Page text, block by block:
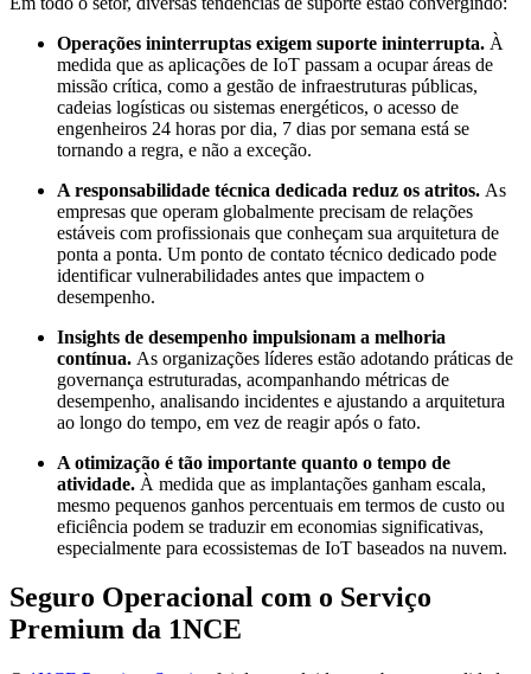
Operações ininterruptas exigem suporte ininterrupta. À
medida que as aplicações de IoT passam a ocupar áreas de
missão crítica, como a gestão de infraestruturas públicas,
cadeias logísticas ou sistemas energéticos, o acesso de
engenheiros 24 horas por dia, 7 dias por semana está se
tornando a regra, e não a exceção.
A responsabilidade técnica dedicada reduz os atritos. As
empresas que operam globalmente precisam de relações
estáveis com profissionais que conheçam sua arquitetura de
ponta a ponta. Um ponto de contato técnico dedicado pode
identificar vulnerabilidades antes que impactem o
desempenho.
Insights de desempenho impulsionam a melhoria
contínua. As organizações líderes estão adotando práticas de
governança estruturadas, acompanhando métricas de
desempenho, analisando incidentes e ajustando a arquitetura
ao longo do tempo, em vez de reagir após o fato.
A otimização é tão importante quanto o tempo de
atividade. À medida que as implantações ganham escala,
mesmo pequenos ganhos percentuais em termos de custo ou
eficiência podem se traduzir em economias significativas,
especialmente para ecossistemas de IoT baseados na nuvem.
Seguro Operacional com o Serviço
Premium da 1NCE